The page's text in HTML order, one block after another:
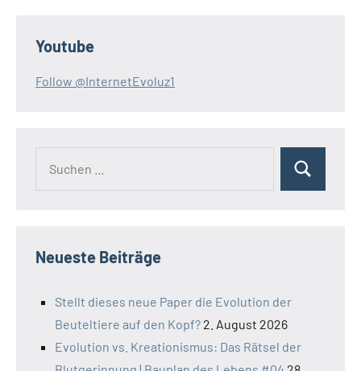
Youtube
Follow @InternetEvoluz1
Suchen
Neueste Beiträge
Stellt dieses neue Paper die Evolution der
Beuteltiere auf den Kopf? 2. August 2026
Evolution vs. Kreationismus: Das Rätsel der